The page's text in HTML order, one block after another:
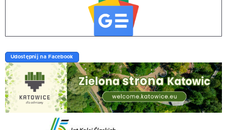
Udostępnij na Facebook